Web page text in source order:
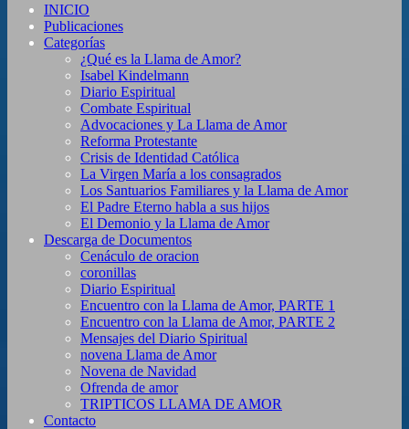
INICIO
Publicaciones
Categorías
¿Qué es la Llama de Amor?
Isabel Kindelmann
Diario Espiritual
Combate Espiritual
Advocaciones y La Llama de Amor
Reforma Protestante
Crisis de Identidad Católica
La Virgen María a los consagrados
Los Santuarios Familiares y la Llama de Amor
El Padre Eterno habla a sus hijos
El Demonio y la Llama de Amor
Descarga de Documentos
Cenáculo de oracion
coronillas
Diario Espiritual
Encuentro con la Llama de Amor, PARTE 1
Encuentro con la Llama de Amor, PARTE 2
Mensajes del Diario Spiritual
novena Llama de Amor
Novena de Navidad
Ofrenda de amor
TRIPTICOS LLAMA DE AMOR
Contacto